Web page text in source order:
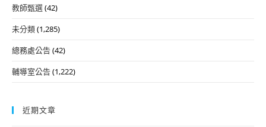
教師甄選(42)
未分類(1,285)
總務處公告(42)
輔導室公告(1,222)
近期文章